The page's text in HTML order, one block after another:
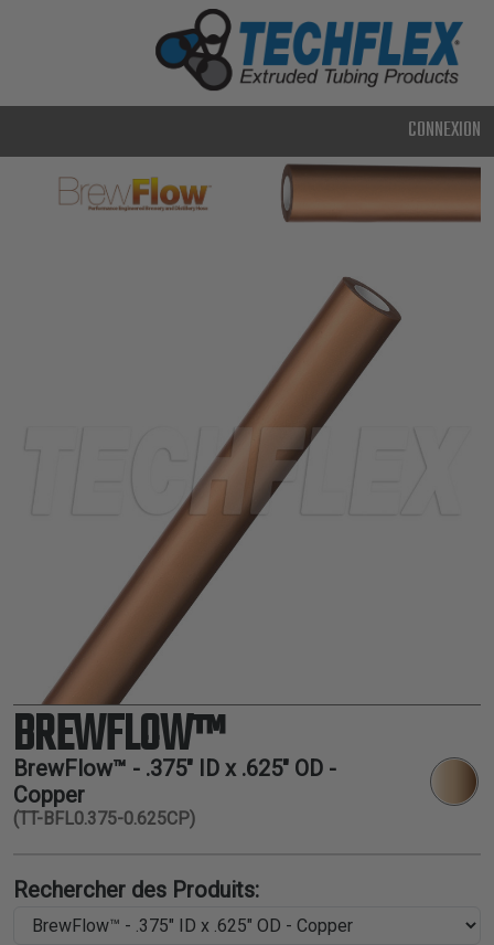
UTILISATION
INTENSIF
MÉTAL ET
THERMORÉTRACTABLE
ISOLATION
ELECTRIQUE
LACETS
OUTILS ET
ACCESSOIRES
TUBES
CONNEXION
BREWFLOW™
BrewFlow™ - .375" ID x .625" OD -
Copper
(TT-BFL0.375-0.625CP)
Rechercher des Produits: